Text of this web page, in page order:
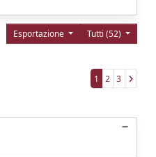
Tutti (52)
Esportazione
1 2 3